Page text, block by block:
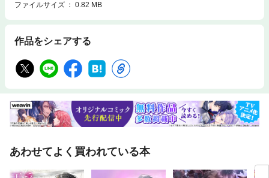
ファイルサイズ
0.82 MB
作品をシェアする
あわせてよく買われている本